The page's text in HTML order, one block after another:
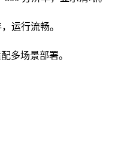
运行流畅。
多场景部署。